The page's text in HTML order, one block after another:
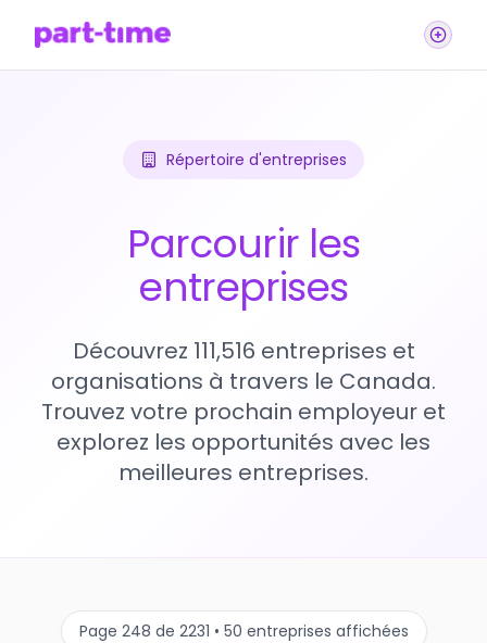
Répertoire d'entreprises
Parcourir les
entreprises
Découvrez 111,516 entreprises et
organisations à travers le Canada.
Trouvez votre prochain employeur et
explorez les opportunités avec les
meilleures entreprises.
Page 248 de 2231 • 50 entreprises affichées